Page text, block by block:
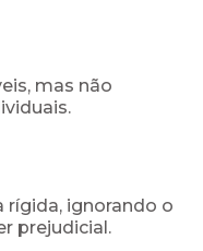
mas não
ignorando o
prejudicial.